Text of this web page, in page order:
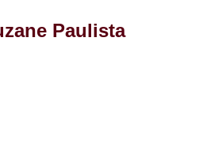
Kit
Kit Festa de
Kit Festa de
Kit Festa de Aniversário
Paulista